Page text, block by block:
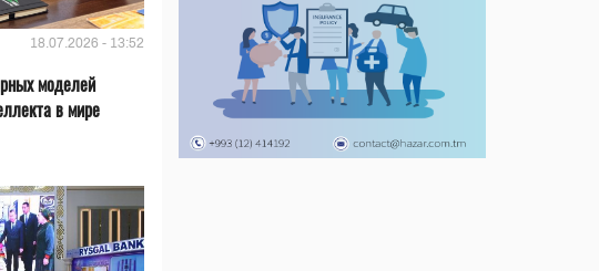
18.07.2026 - 13:52
моделей
в мире